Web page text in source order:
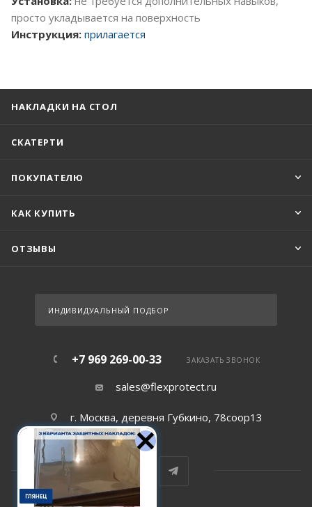
просто укладывается на поверхность
Инструкция: прилагается
НАКЛАДКИ НА СТОЛ
СКАТЕРТИ
ПОКУПАТЕЛЮ
КАК КУПИТЬ
ОТЗЫВЫ
ИНДИВИДУАЛЬНЫЙ ПОДБОР
+7 969 269-00-33 ЗАКАЗАТЬ ЗВОНОК
sales@flexprotect.ru
г. Москва, деревня Губкино, 78соор13